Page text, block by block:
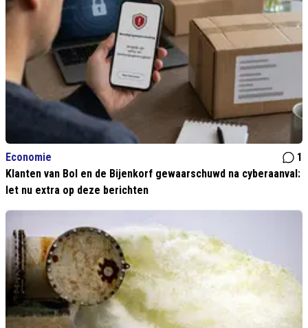
Economie
1
Klanten van Bol en de Bijenkorf gewaarschuwd na cyberaanval:
let nu extra op deze berichten